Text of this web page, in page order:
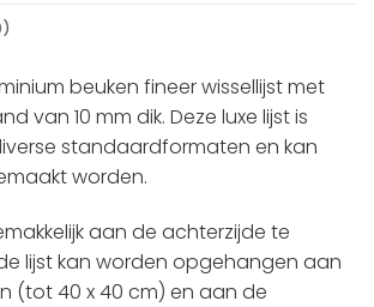
beuken fineer wissellijst met
van 10 mm dik. Deze luxe lijst is
standaardformaten en kan
worden.
aan de achterzijde te
lijst kan worden opgehangen aan
(tot 40 x 40 cm) en aan de